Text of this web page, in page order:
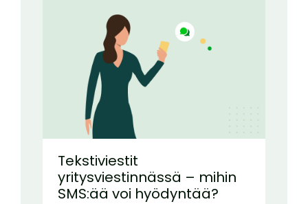
Tekstiviestit
yritysviestinnässä – mihin
SMS:ää voi hyödyntää?